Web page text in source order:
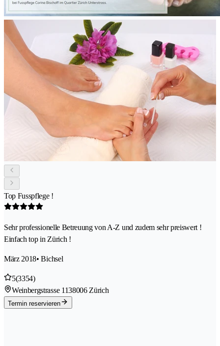
Top Fusspflege !
Sehr professionelle Betreuung von A-Z und zudem sehr preiswert !
Einfach top in Zürich !
März 2018• Bichsel
5(3354)
Weinbergstrasse 1138006 Zürich
Termin reservieren